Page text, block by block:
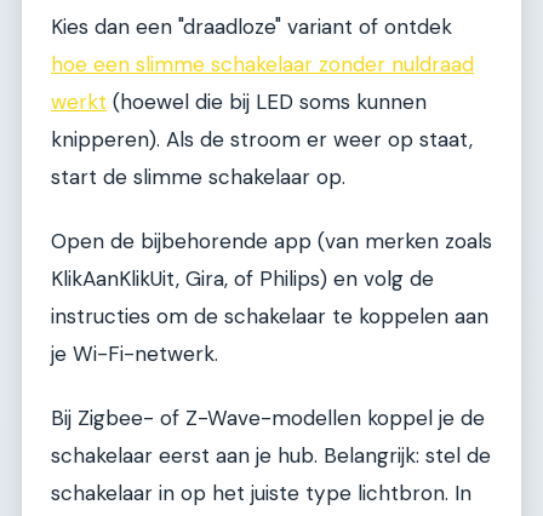
Kies dan een "draadloze" variant of ontdek
hoe een slimme schakelaar zonder nuldraad
werkt (hoewel die bij LED soms kunnen
knipperen). Als de stroom er weer op staat,
start de slimme schakelaar op.
Open de bijbehorende app (van merken zoals
KlikAanKlikUit, Gira, of Philips) en volg de
instructies om de schakelaar te koppelen aan
je Wi-Fi-netwerk.
Bij Zigbee- of Z-Wave-modellen koppel je de
schakelaar eerst aan je hub. Belangrijk: stel de
schakelaar in op het juiste type lichtbron. In